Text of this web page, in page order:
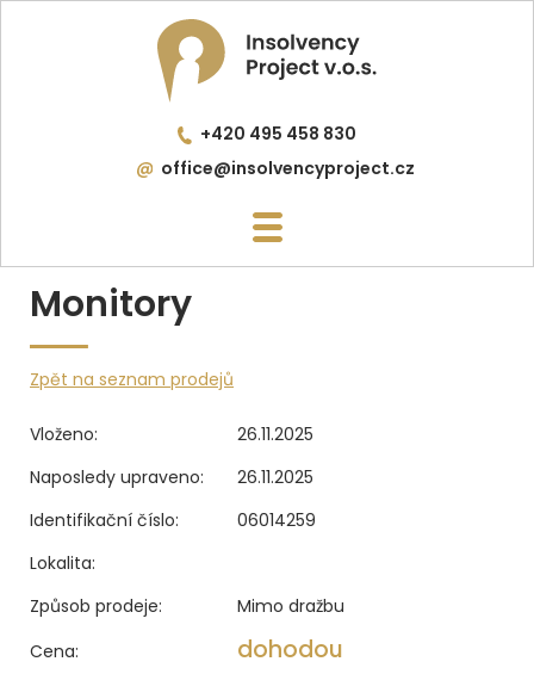
+420 495 458 830
office@insolvencyproject.cz
Monitory
Zpět na seznam prodejů
Vloženo:
26.11.2025
Naposledy upraveno:
26.11.2025
Identifikační číslo:
06014259
Lokalita:
Způsob prodeje:
Mimo dražbu
Cena:
dohodou